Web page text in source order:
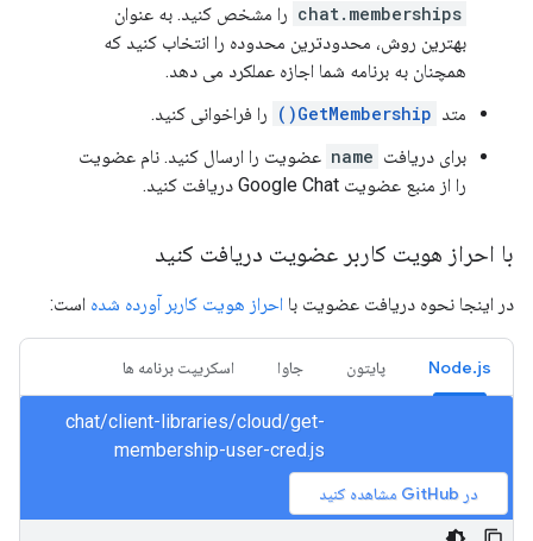
chat.memberships را مشخص کنید. به عنوان
بهترین روش، محدودترین محدوده را انتخاب کنید که
همچنان به برنامه شما اجازه عملکرد می دهد.
متد GetMembership()
را فراخوانی کنید.
برای دریافت name عضویت را ارسال کنید. نام عضویت
را از منبع عضویت Google Chat دریافت کنید.
با احراز هویت کاربر عضویت دریافت کنید
در اینجا نحوه دریافت عضویت با احراز هویت کاربر آورده شده است:
Node.js پایتون جاوا اسکریپت برنامه ها
chat/client-libraries/cloud/get-
membership-user-cred.js
در GitHub مشاهده کنید